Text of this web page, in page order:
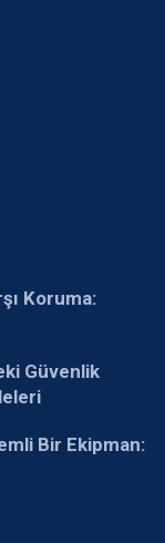
Koruma:
Güvenlik
Bir Ekipman: